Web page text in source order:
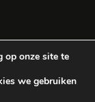
op onze site te
we gebruiken
Algemene